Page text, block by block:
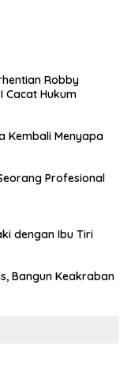
Robby
Cacat Hukum
Kembali Menyapa
Profesional
dengan Ibu Tiri
Bangun Keakraban